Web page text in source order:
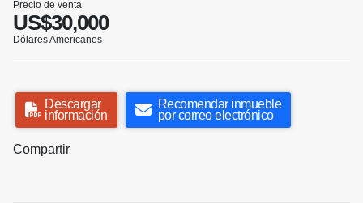
Precio de venta
US$30,000
Dólares Americanos
Descargar
información
Recomendar inmueble
por correo electrónico
Compartir